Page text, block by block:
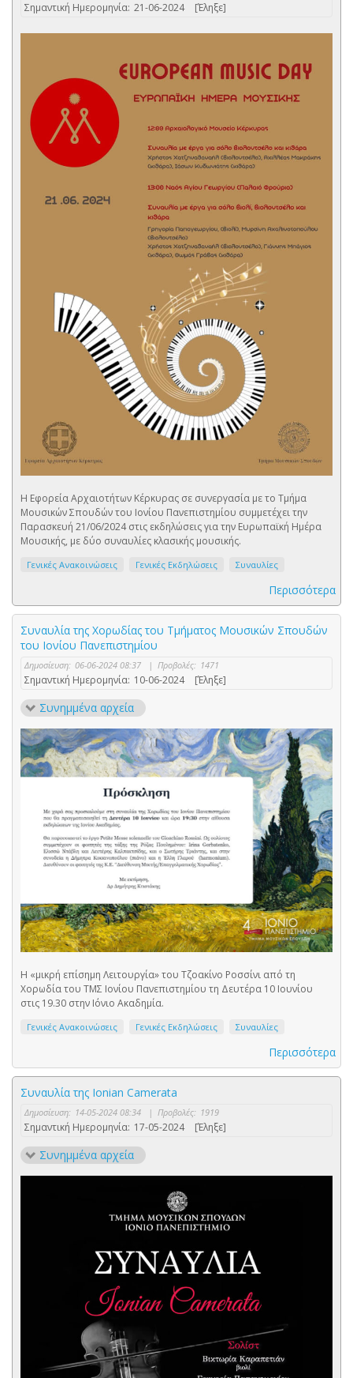
Σημαντική Ημερομηνία: 21-06-2024 [Έληξε]
Η Εφορεία Αρχαιοτήτων Κέρκυρας σε συνεργασία με το Τμήμα
Μουσικών Σπουδών του Ιονίου Πανεπιστημίου συμμετέχει την
Παρασκευή 21/06/2024 στις εκδηλώσεις για την Ευρωπαϊκή Ημέρα
Μουσικής, με δύο συναυλίες κλασικής μουσικής.
Γενικές Ανακοινώσεις Γενικές Εκδηλώσεις Συναυλίες
Περισσότερα
Συναυλία της Χορωδίας του Τμήματος Μουσικών Σπουδών
του Ιονίου Πανεπιστημίου
Δημοσίευση: 06-06-2024 08:37 | Προβολές: 1471
Σημαντική Ημερομηνία: 10-06-2024 [Έληξε]
Συνημμένα αρχεία
Η «μικρή επίσημη Λειτουργία» του Τζοακίνο Ροσσίνι από τη
Χορωδία του ΤΜΣ Ιονίου Πανεπιστημίου τη Δευτέρα 10 Ιουνίου
στις 19.30 στην Ιόνιο Ακαδημία.
Γενικές Ανακοινώσεις Γενικές Εκδηλώσεις Συναυλίες
Περισσότερα
Συναυλία της Ionian Camerata
Δημοσίευση: 14-05-2024 08:34 | Προβολές: 1919
Σημαντική Ημερομηνία: 17-05-2024 [Έληξε]
Συνημμένα αρχεία